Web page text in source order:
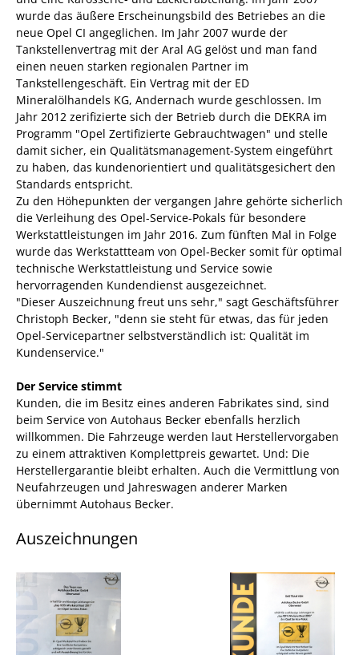
wurde das äußere Erscheinungsbild des Betriebes an die
neue Opel CI angeglichen. Im Jahr 2007 wurde der
Tankstellenvertrag mit der Aral AG gelöst und man fand
einen neuen starken regionalen Partner im
Tankstellengeschäft. Ein Vertrag mit der ED
Mineralölhandels KG, Andernach wurde geschlossen. Im
Jahr 2012 zerifizierte sich der Betrieb durch die DEKRA im
Programm "Opel Zertifizierte Gebrauchtwagen" und stelle
damit sicher, ein Qualitätsmanagement-System eingeführt
zu haben, das kundenorientiert und qualitätsgesichert den
Standards entspricht.
Zu den Höhepunkten der vergangen Jahre gehörte sicherlich
die Verleihung des Opel-Service-Pokals für besondere
Werkstattleistungen im Jahr 2016. Zum fünften Mal in Folge
wurde das Werkstattteam von Opel-Becker somit für optimal
technische Werkstattleistung und Service sowie
hervorragenden Kundendienst ausgezeichnet.
"Dieser Auszeichnung freut uns sehr," sagt Geschäftsführer
Christoph Becker, "denn sie steht für etwas, das für jeden
Opel-Servicepartner selbstverständlich ist: Qualität im
Kundenservice."
Der Service stimmt
Kunden, die im Besitz eines anderen Fabrikates sind, sind
beim Service von Autohaus Becker ebenfalls herzlich
willkommen. Die Fahrzeuge werden laut Herstellervorgaben
zu einem attraktiven Komplettpreis gewartet. Und: Die
Herstellergarantie bleibt erhalten. Auch die Vermittlung von
Neufahrzeugen und Jahreswagen anderer Marken
übernimmt Autohaus Becker.
Auszeichnungen